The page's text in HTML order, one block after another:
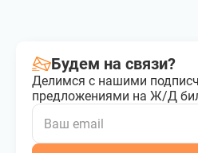
Будем на связи?
Делимся с нашими
предложениями на Ж/Д